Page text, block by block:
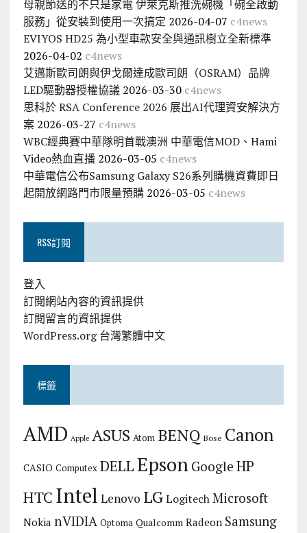
母親節送的不只是家電 伊萊克斯推洗碗機「碗全啟動
服務」從安裝到使用一次搞定 2026-04-07 c4news
EVIYOS HD25 為小型車款安全與通訊樹立全新標準
2026-04-02 c4news
艾邁斯歐司朗與伊戈爾達成歐司朗（OSRAM）品牌
LED驅動器授權協議 2026-03-30 c4news
思科於 RSA Conference 2026 展出AI代理資安解決方
案 2026-03-27 c4news
WBC經典賽中華隊明首戰澳洲 中華電信MOD、Hami
Video熱血直播 2026-03-05 c4news
中華電信公布Samsung Galaxy S26系列購機資費即日
起開放網路門市限量預購 2026-03-05 c4news
RSS訂閱
登入
訂閱網站內容的資訊提供
訂閱留言的資訊提供
WordPress.org 台灣繁體中文
標籤
AMD Apple ASUS Atom BENQ Bose Canon
CASIO Computex DELLEpson Google HP
HTC Intel Lenovo LG Logitech Microsoft
Nokia nVIDIA Optoma Qualcomm Radeon Samsung